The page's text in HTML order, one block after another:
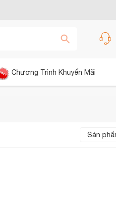
Chương Trình Khuyến Mãi